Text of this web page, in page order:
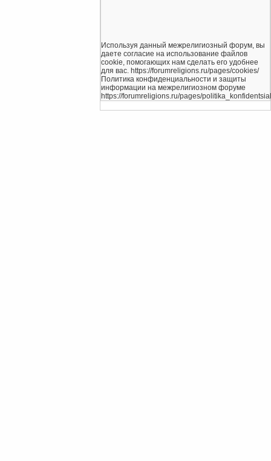
Используя данный межрелигиозный форум, вы
даете согласие на использование файлов
cookie, помогающих нам сделать его удобнее
для вас. https://forumreligions.ru/pages/cookies/
Политика конфиденциальности и защиты
информации на межрелигиозном форуме
https://forumreligions.ru/pages/